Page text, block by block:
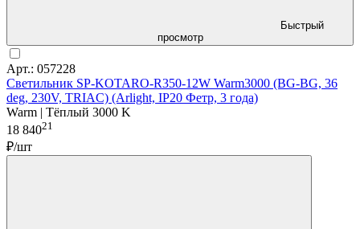
Быстрый
просмотр
Арт.: 057228
Светильник SP-KOTARO-R350-12W Warm3000 (BG-BG, 36
deg, 230V, TRIAC) (Arlight, IP20 Фетр, 3 года)
Warm | Тёплый 3000 K
18 84021
₽/шт